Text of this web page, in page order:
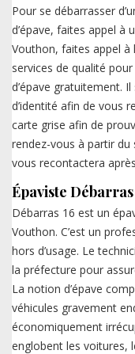
Pour se débarrasser
d’épave, faites appel à
Vouthon, faites appel à
services de qualité
d’épave gratuitement.
d’identité afin de vous
carte grise afin de
rendez-vous à partir du
vous recontactera
Épaviste Débarras
Débarras 16 est un
Vouthon. C’est un
hors d’usage. Le
la préfecture pour
La notion d’épave
véhicules gravement
économiquement
englobent les voitures,